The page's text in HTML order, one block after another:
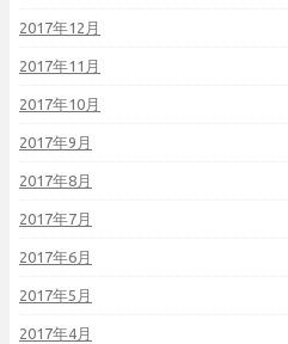
2017年12月
2017年11月
2017年10月
2017年9月
2017年8月
2017年7月
2017年6月
2017年5月
2017年4月